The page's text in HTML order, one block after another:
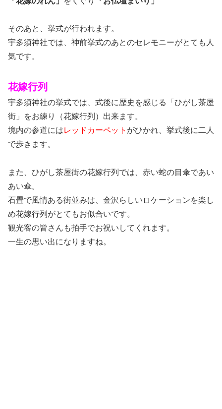
そのあと、挙式が行われます。
宇多須神社では、神前挙式のあとのセレモニーがとても人
気です。
花嫁行列
宇多須神社の挙式では、式後に歴史を感じる「ひがし茶屋
街」をお練り（花嫁行列）出来ます。
境内の参道にはレッドカーペット がひかれ、挙式後に二人
で歩きます。
また、ひがし茶屋街の花嫁行列では、赤い蛇の目傘であい
あい傘。
石畳で風情ある街並みは、金沢らしいロケーションを楽し
め花嫁行列がとてもお似合いです。
観光客の皆さんも拍手でお祝いしてくれます。
一生の思い出になりますね。